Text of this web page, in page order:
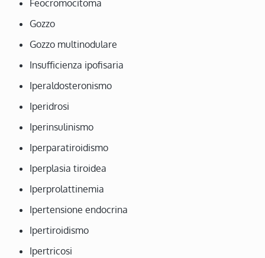
Feocromocitoma
Gozzo
Gozzo multinodulare
Insufficienza ipofisaria
Iperaldosteronismo
Iperidrosi
Iperinsulinismo
Iperparatiroidismo
Iperplasia tiroidea
Iperprolattinemia
Ipertensione endocrina
Ipertiroidismo
Ipertricosi